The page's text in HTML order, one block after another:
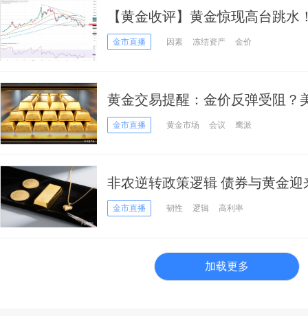
【黄金收评】黄金惊现高台跳水
跌 本周紧盯这件大事
金市直播 因素 冻结资产 金价
黄金交易提醒：金价反弹受阻？
4200关口成拉锯主战场
金市直播 黄金市场 会议 鹰派
非农逆转政策逻辑 债券与黄金迎
金市直播 韧性 逻辑 高利率
加载更多